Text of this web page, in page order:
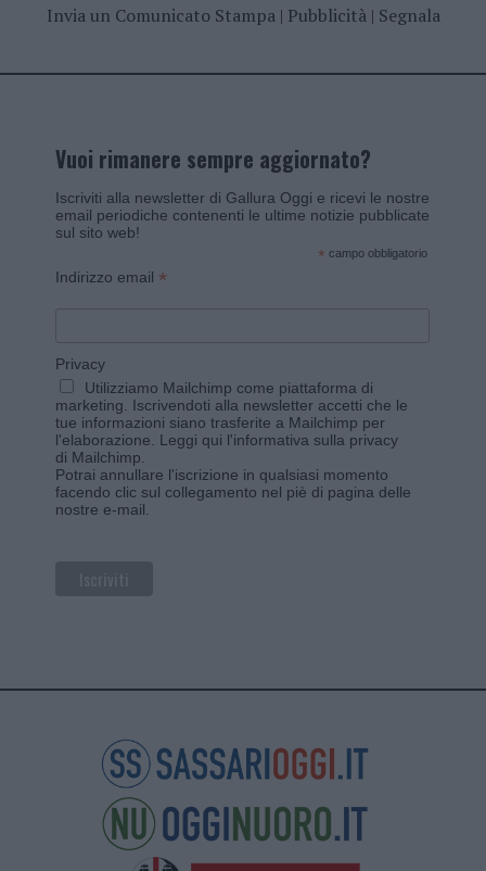
Invia un Comunicato Stampa| Pubblicità| Segnala
Vuoi rimanere sempre aggiornato?
Iscriviti alla newsletter di Gallura Oggi e ricevi le nostre
email periodiche contenenti le ultime notizie pubblicate
sul sito web!
* campo obbligatorio
Indirizzo email *
Privacy
Utilizziamo Mailchimp come piattaforma di
marketing. Iscrivendoti alla newsletter accetti che le
tue informazioni siano trasferite a Mailchimp per
l'elaborazione. Leggi qui l'informativa sulla privacy
di Mailchimp
Potrai annullare l'iscrizione in qualsiasi momento
facendo clic sul collegamento nel piè di pagina delle
nostre e-mail.